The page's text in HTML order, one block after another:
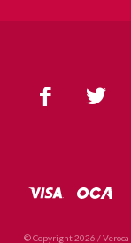
 
© Copyright 2026 / Veroca